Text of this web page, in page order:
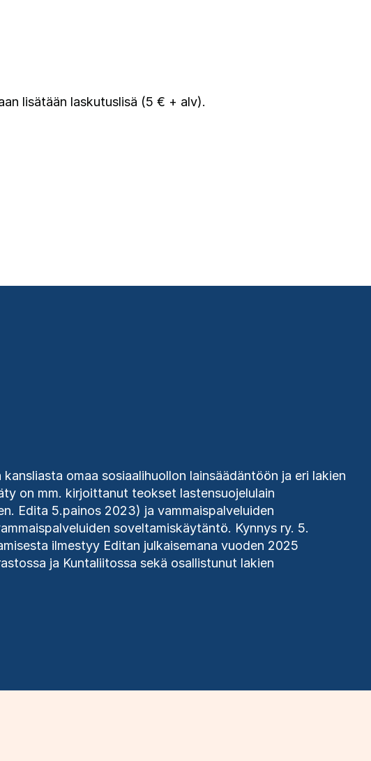
lisätään laskutuslisä (5 € + alv).
omaa sosiaalihuollon lainsäädäntöön ja eri lakien
on mm. kirjoittanut teokset lastensuojelulain
Edita 5.painos 2023) ja vammaispalveluiden
soveltamiskäytäntö. Kynnys ry. 5.
ilmestyy Editan julkaisemana vuoden 2025
ja Kuntaliitossa sekä osallistunut lakien